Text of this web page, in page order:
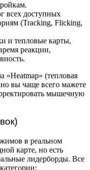
всех доступных
(Tracking, Flicking,
и тепловые карты,
реакции,
«Heatmap» (тепловая
вы чаще всего мажете
мышечную
в реальном
карте, но есть
лидерборды. Все